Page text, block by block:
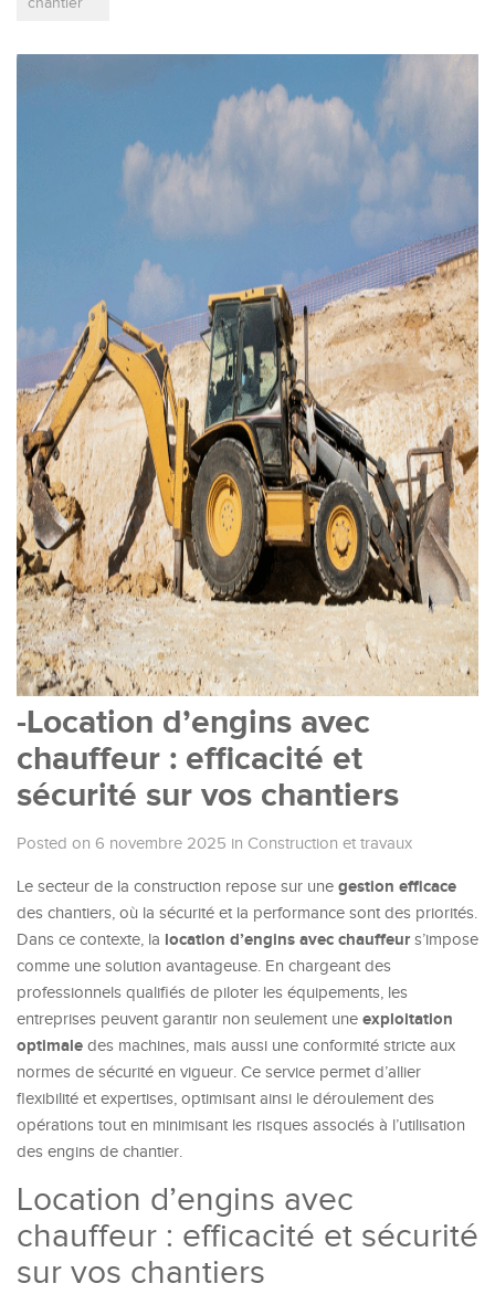
-Location d’engins avec
chauffeur : efficacité et
sécurité sur vos chantiers
Posted on 6 novembre 2025 in Construction et travaux
Le secteur de la construction repose sur une gestion efficace
des chantiers, où la sécurité et la performance sont des priorités.
Dans ce contexte, la location d’engins avec chauffeurs’impose
comme une solution avantageuse. En chargeant des
professionnels qualifiés de piloter les équipements, les
entreprises peuvent garantir non seulement une exploitation
optimale des machines, mais aussi une conformité stricte aux
normes de sécurité en vigueur. Ce service permet d’allier
flexibilité et expertises, optimisant ainsi le déroulement des
opérations tout en minimisant les risques associés à l’utilisation
des engins de chantier.
Location d’engins avec
chauffeur : efficacité et sécurité
sur vos chantiers